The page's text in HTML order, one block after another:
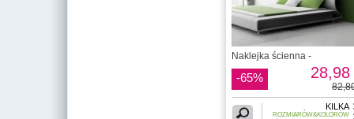
Naklejka ścienna -
-65% 28,98
KILKA
ROZMIARÓW&KOLORÓW